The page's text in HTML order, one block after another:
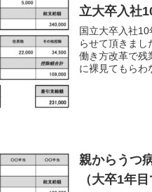
立大卒入社
国立大卒入社
らせて頂きまし
働き方改革で残
に裸見てもらわ
親からうつ
（大卒1年